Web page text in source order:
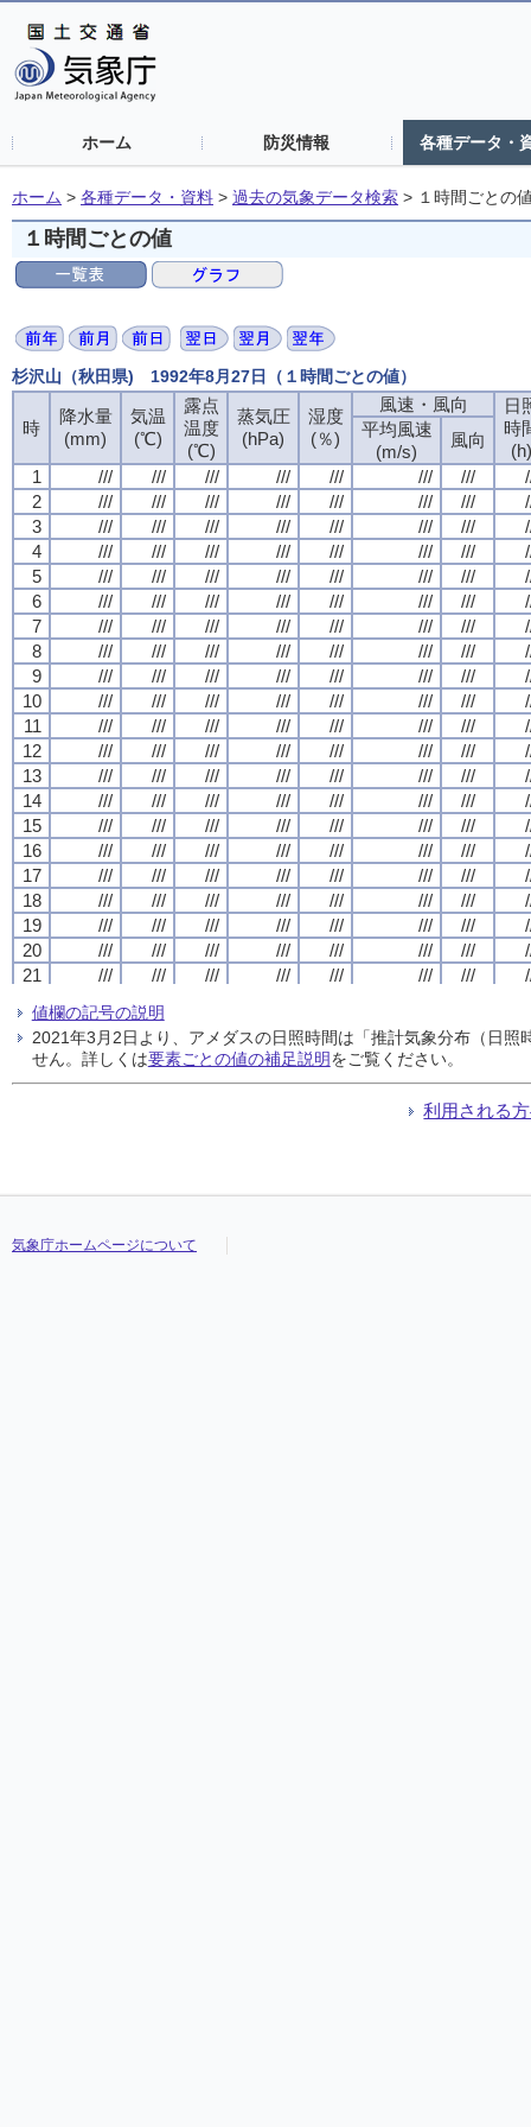
ホーム 防災情報 各種データ・
ホーム > 各種データ・資料 > 過去の気象データ検索 > １時間ごとの
１時間ごとの値
杉沢山（秋田県) 1992年8月27日（１時間ごとの値）
時
降水量
(mm)
気温
(℃)
露点
温度
(℃)
蒸気圧
(hPa)
湿度
(％)
風速・風向
日
時
(h)
平均風速
(m/s)
風向
1
/// /// /// /// /// /// ///
2
/// /// /// /// /// /// ///
3
/// /// /// /// /// /// ///
4
/// /// /// /// /// /// ///
5
/// /// /// /// /// /// ///
6
/// /// /// /// /// /// ///
7
/// /// /// /// /// /// ///
8
/// /// /// /// /// /// ///
9
/// /// /// /// /// /// ///
10
/// /// /// /// /// /// ///
11
/// /// /// /// /// /// ///
12
/// /// /// /// /// /// ///
13
/// /// /// /// /// /// ///
14
/// /// /// /// /// /// ///
15
/// /// /// /// /// /// ///
16
/// /// /// /// /// /// ///
17
/// /// /// /// /// /// ///
18
/// /// /// /// /// /// ///
19
/// /// /// /// /// /// ///
20
/// /// /// /// /// /// ///
21
/// /// /// /// /// /// ///
23
/// /// ///
24
/// /// /// /// /// /// ///
時
降水量
(mm)
気温
(℃)
露点
温度
(℃)
蒸気圧
(hPa)
湿度
(％)
風速・風向
日
時
(h)
平均風速
(m/s)
風向
1
/// /// /// /// /// /// ///
2
/// /// /// /// /// /// ///
3
/// /// /// /// /// /// ///
4
/// /// /// /// /// /// ///
5
/// /// /// /// /// /// ///
6
/// /// /// /// /// /// ///
7
/// /// /// /// /// /// ///
8
/// /// /// /// /// /// ///
9
/// /// /// /// /// /// ///
10
/// /// /// /// /// /// ///
11
/// /// /// /// /// /// ///
12
/// /// /// /// /// /// ///
13
/// /// /// /// /// /// ///
14
/// /// /// /// /// /// ///
15
/// /// /// /// /// /// ///
16
/// /// /// /// /// /// ///
17
/// /// /// /// /// /// ///
18
/// /// /// /// /// /// ///
19
/// /// /// /// /// /// ///
20
/// /// /// /// /// /// ///
21
/// /// /// /// /// /// ///
23
/// /// ///
24
/// /// /// /// /// /// ///
時
降水量
(mm)
気温
(℃)
露点
温度
(℃)
蒸気圧
(hPa)
湿度
(％)
風速・風向
日
時
(h)
平均風速
(m/s)
風向
1
/// /// /// /// /// /// ///
2
/// /// /// /// /// /// ///
3
/// /// /// /// /// /// ///
4
/// /// /// /// /// /// ///
5
/// /// /// /// /// /// ///
6
/// /// /// /// /// /// ///
7
/// /// /// /// /// /// ///
8
/// /// /// /// /// /// ///
9
/// /// /// /// /// /// ///
10
/// /// /// /// /// /// ///
11
/// /// /// /// /// /// ///
12
/// /// /// /// /// /// ///
13
/// /// /// /// /// /// ///
14
/// /// /// /// /// /// ///
15
/// /// /// /// /// /// ///
16
/// /// /// /// /// /// ///
17
/// /// /// /// /// /// ///
18
/// /// /// /// /// /// ///
19
/// /// /// /// /// /// ///
20
/// /// /// /// /// /// ///
21
/// /// /// /// /// /// ///
23
/// /// ///
24
/// /// /// /// /// /// ///
時
降水量
(mm)
気温
(℃)
露点
温度
(℃)
蒸気圧
(hPa)
湿度
(％)
風速・風向
日
時
(h)
平均風速
(m/s)
風向
1
/// /// /// /// /// /// ///
2
/// /// /// /// /// /// ///
3
/// /// /// /// /// /// ///
4
/// /// /// /// /// /// ///
5
/// /// /// /// /// /// ///
6
/// /// /// /// /// /// ///
7
/// /// /// /// /// /// ///
8
/// /// /// /// /// /// ///
9
/// /// /// /// /// /// ///
10
/// /// /// /// /// /// ///
11
/// /// /// /// /// /// ///
12
/// /// /// /// /// /// ///
13
/// /// /// /// /// /// ///
14
/// /// /// /// /// /// ///
15
/// /// /// /// /// /// ///
16
/// /// /// /// /// /// ///
17
/// /// /// /// /// /// ///
18
/// /// /// /// /// /// ///
19
/// /// /// /// /// /// ///
20
/// /// /// /// /// /// ///
21
/// /// /// /// /// /// ///
23
/// /// ///
24
/// /// /// /// /// /// ///
値欄の記号の説明
2021年3月2日より、アメダスの日照時間は「推計気象分布（日
せん。詳しくは要素ごとの値の補足説明をご覧ください。
利用される
気象庁ホームページについて